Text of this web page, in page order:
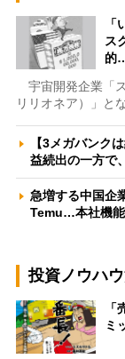
ス
的
宇宙開発企業「
リリオネア）」と
【3メガバンク
益続出の一方で
急増する中国企
Temu…本社機
投資ノウハ
ミ